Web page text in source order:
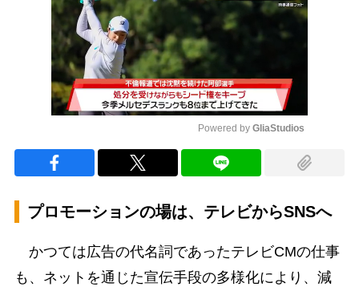
Powered by GliaStudios
プロモーションの場は、テレビからSNSへ
かつては広告の代名詞であったテレビCMの仕事
も、ネットを通じた宣伝手段の多様化により、減